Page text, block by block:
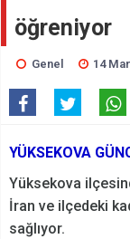
öğreniyor
Genel 14
YÜKSEKOVA
Yüksekova
İran ve ilçedeki
sağlıyor.